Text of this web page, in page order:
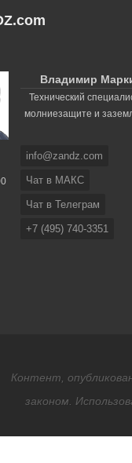
Владимир
Технический
молниезащите и
info@zandz.com
Чат в МАКС
Чат в Телеграм
+7 (495) 740-3351
Контент,
законом.